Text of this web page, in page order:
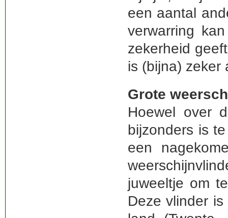
een aantal
verwarring
zekerheid
is (bijna) zeker
Grote
Hoewel over
bijzonders is
een
juweeltje om
Deze vlinder